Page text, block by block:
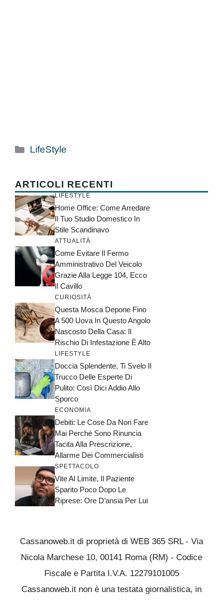
Categorie
LifeStyle
ARTICOLI RECENTI
LIFESTYLE
Home Office: Come Arredare
Il Tuo Studio Domestico In
Stile Scandinavo
ATTUALITÀ
Come Evitare Il Fermo
Amministrativo Del Veicolo
Grazie Alla Legge 104, Ecco
Il Cavillo
CURIOSITÀ
Questa Mosca Depone Fino
A 500 Uova In Questo Angolo
Nascosto Della Casa: Il
Rischio Di Infestazione È Alto
LIFESTYLE
Doccia Splendente, Ti Svelo Il
Trucco Delle Esperte Di
Pulito: Così Dici Addio Allo
Sporco
ECONOMIA
Debiti: Le Cose Da Non Fare
Mai Perché Sono Rinuncia
Tacita Alla Prescrizione,
Allarme Dei Commercialisti
SPETTACOLO
Vite Al Limite, Il Paziente
Sparito Poco Dopo Le
Riprese: Ore D’ansia Per Lui
Cassanoweb.it di proprietà di WEB 365 SRL - Via
Nicola Marchese 10, 00141 Roma (RM) - Codice
Fiscale e Partita I.V.A. 12279101005
Cassanoweb.it non è una testata giornalistica, in